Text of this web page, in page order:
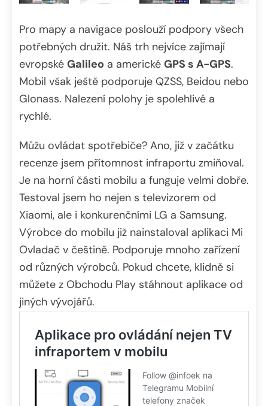
Pro mapy a navigace poslouží podpory všech
potřebných družit. Náš trh nejvíce zajímají
evropské Galileo a americké GPS s A-GPS.
Mobil však ještě podporuje QZSS, Beidou nebo
Glonass. Nalezení polohy je spolehlivé a
rychlé.
Můžu ovládat spotřebiče? Ano, již v začátku
recenze jsem přítomnost infraportu zmiňoval.
Je na horní části mobilu a funguje velmi dobře.
Testoval jsem ho nejen s televizorem od
Xiaomi, ale i konkurenčními LG a Samsung.
Výrobce do mobilu již nainstaloval aplikaci Mi
Ovladač v češtině. Podporuje mnoho zařízení
od různých výrobců. Pokud chcete, klidně si
můžete z Obchodu Play stáhnout aplikace od
jiných vývojářů.